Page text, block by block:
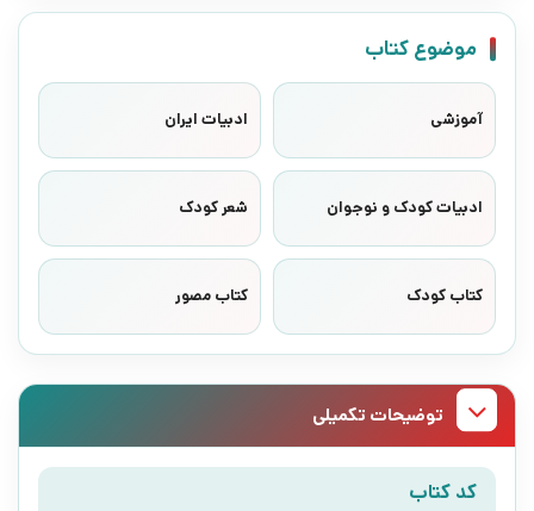
موضوع کتاب
آموزشی ادبیات ایران
ادبیات کودک و نوجوان شعر کودک
کتاب کودک کتاب مصور
توضیحات تکمیلی
کد کتاب